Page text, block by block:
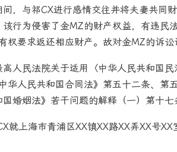
，与祁CX进行感情交往并将夫妻共同
该行为侵害了金MZ的财产权益，有违民
权要求返还相应财产。故对金MZ的诉讼
高人民法院关于适用〈中华人民共和国
华人民共和国合同法》第五十二条、第
国婚姻法》若干问题的解释（一）第十七
就上海市青浦区XX镇XX路XX弄XX号XX